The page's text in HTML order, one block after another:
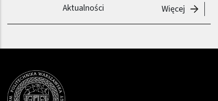
Aktualności
Więcej Projekt